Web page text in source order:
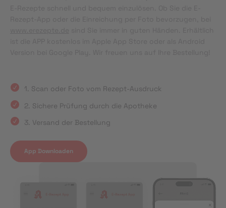
1. Scan oder Foto vom Rezept-Ausdruck
2. Sichere Prüfung durch die Apotheke
3. Versand der Bestellung
App Downloaden